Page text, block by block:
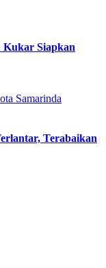
Kukar Siapkan
Terabaikan